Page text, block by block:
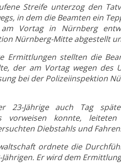
Streife unterzog den
in dem die Beamten ein
Vortag in Nürnberg
Nürnberg-Mitte abgestellt
Ermittlungen stellten die
der am Vortag wegen des
bei der Polizeiinspektion
23-Jährige auch Tag
vorweisen konnte,
Diebstahls und
ordnete die
Jährigen. Er wird dem